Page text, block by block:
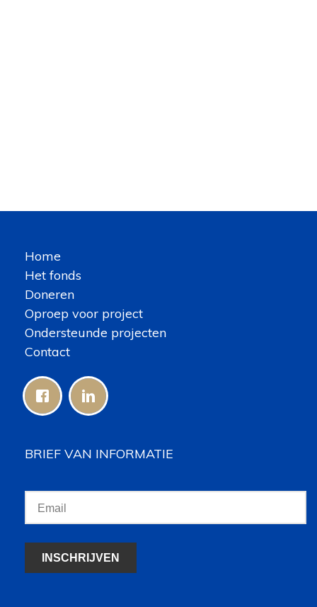
Home
Het fonds
Doneren
Oproep voor project
Ondersteunde projecten
Contact
BRIEF VAN INFORMATIE